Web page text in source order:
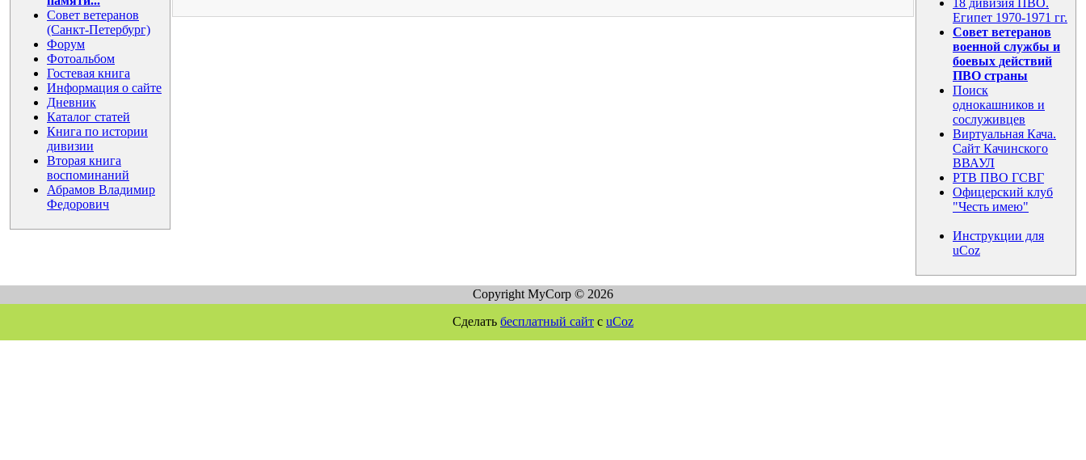
Совет ветеранов
(Санкт-Петербург)
Форум
Фотоальбом
Гостевая книга
Информация о сайте
Дневник
Каталог статей
Книга по истории
дивизии
Вторая книга
воспоминаний
Абрамов Владимир
Федорович
18 дивизия ПВО.
Египет 1970-1971 гг.
Совет ветеранов
военной службы и
боевых действий
ПВО страны
Поиск
однокашников и
сослуживцев
Виртуальная Кача.
Сайт Качинского
ВВАУЛ
РТВ ПВО ГСВГ
Офицерский клуб
"Честь имею"
Инструкции для
uCoz
Copyright MyCorp © 2026
Сделать бесплатный сайт с uCoz